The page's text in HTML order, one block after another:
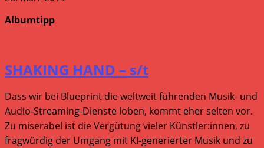
Albumtipp
SHAKING HAND – s/t
Dass wir bei Blueprint die weltweit führenden Musik- und
Audio-Streaming-Dienste loben, kommt eher selten vor.
Zu miserabel ist die Vergütung vieler Künstler:innen, zu
fragwürdig der Umgang mit KI-generierter Musik und zu